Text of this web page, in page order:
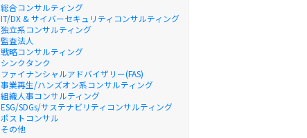
総合コンサルティング
IT/DX & サイバーセキュリティコンサルティング
独立系コンサルティング
監査法人
戦略コンサルティング
シンクタンク
ファイナンシャルアドバイザリー(FAS)
事業再生/ハンズオン系コンサルティング
組織人事コンサルティング
ESG/SDGs/サステナビリティコンサルティング
ポストコンサル
その他